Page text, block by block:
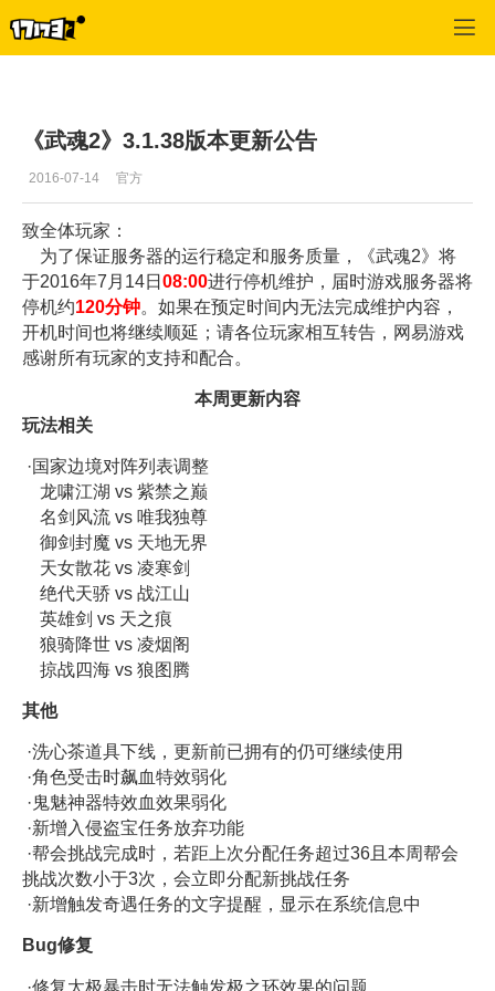
《武魂2》3.1.38版本更新公告
2016-07-14 官方
致全体玩家：
为了保证服务器的运行稳定和服务质量，《武魂2》将
于2016年7月14日 08:00进行停机维护，届时游戏服务器将
停机约120分钟。如果在预定时间内无法完成维护内容，
开机时间也将继续顺延；请各位玩家相互转告，网易游戏
感谢所有玩家的支持和配合。
本周更新内容
玩法相关
·国家边境对阵列表调整
龙啸江湖 vs 紫禁之巅
名剑风流 vs 唯我独尊
御剑封魔 vs 天地无界
天女散花 vs 凌寒剑
绝代天骄 vs 战江山
英雄剑 vs 天之痕
狼骑降世 vs 凌烟阁
掠战四海 vs 狼图腾
其他
·洗心茶道具下线，更新前已拥有的仍可继续使用
·角色受击时飙血特效弱化
·鬼魅神器特效血效果弱化
·新增入侵盗宝任务放弃功能
·帮会挑战完成时，若距上次分配任务超过36且本周帮会
挑战次数小于3次，会立即分配新挑战任务
·新增触发奇遇任务的文字提醒，显示在系统信息中
Bug修复
·修复太极暴击时无法触发极之环效果的问题